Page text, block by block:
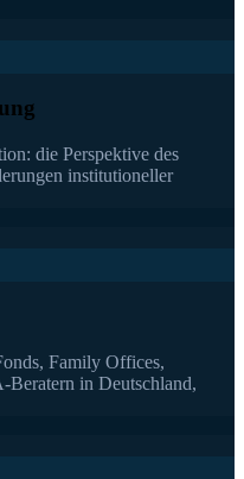
die Perspektive des
institutioneller
Family Offices,
Beratern in Deutschland,